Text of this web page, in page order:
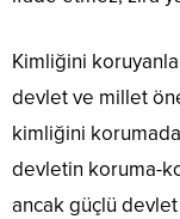
Kimliğini
devlet ve millet
kimliğini
devletin koruma-
ancak güçlü